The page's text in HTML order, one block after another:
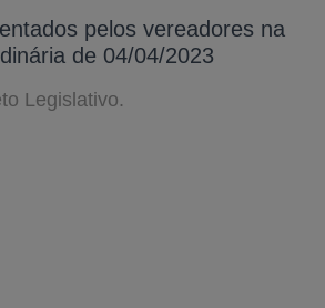
pelos vereadores na
de 04/04/2023
Legislativo.